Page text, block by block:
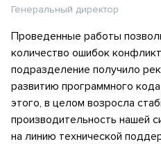
Генеральный директор
Проведенные работы
количество ошибок
подразделение получило
развитию программного
этого, в целом возросла
производительность нашей
на линию технической